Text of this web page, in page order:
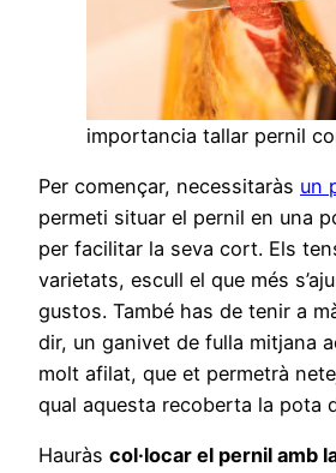
importancia tallar pernil
Per començar, necessitaràs un
permeti situar el pernil en una
per facilitar la seva cort. Els
varietats, escull el que més
gustos. També has de tenir a
dir, un ganivet de fulla mitjana
molt afilat, que et permetrà
qual aquesta recoberta la pota
Hauràs col·locar el pernil amb